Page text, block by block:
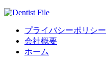
プライバシーポリシー
会社概要
ホーム